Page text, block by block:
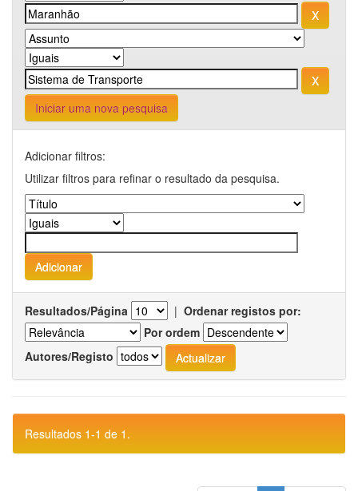
Iniciar uma nova pesquisa
Adicionar filtros:
Utilizar filtros para refinar o resultado da pesquisa.
Resultados/Página | Ordenar registos por:
Por ordem
Autores/Registo
Resultados 1-1 de 1.